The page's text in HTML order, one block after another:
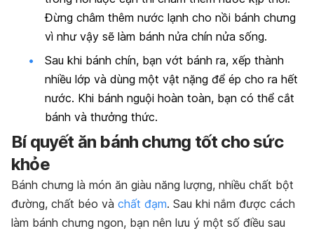
Đừng châm thêm nước lạnh cho nồi bánh chưng
vì như vậy sẽ làm bánh nửa chín nửa sống.
Sau khi bánh chín, bạn vớt bánh ra, xếp thành
nhiều lớp và dùng một vật nặng để ép cho ra hết
nước. Khi bánh nguội hoàn toàn, bạn có thể cắt
bánh và thưởng thức.
Bí quyết ăn bánh chưng tốt cho sức
khỏe
Bánh chưng là món ăn giàu năng lượng, nhiều chất bột
đường, chất béo và chất đạm. Sau khi nắm được cách
làm bánh chưng ngon, bạn nên lưu ý một số điều sau